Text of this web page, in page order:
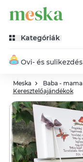
Kategóriák
Ovi- és sulikezdés
Meska Baba - mama
Keresztelőajándékok